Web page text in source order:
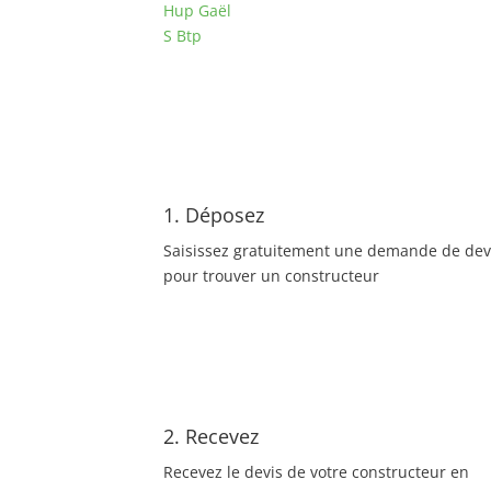
Hup Gaël
S Btp
1. Déposez
Saisissez gratuitement une demande de
pour trouver un constructeur
2. Recevez
Recevez le devis de votre constructeur en